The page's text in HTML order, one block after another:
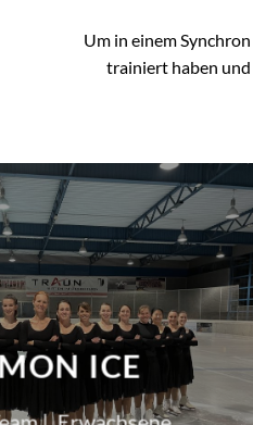
Um in einem
trainiert haben und
ICE